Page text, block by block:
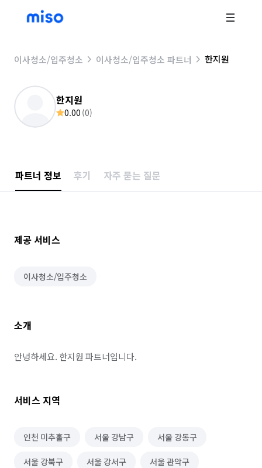
이사청소/입주청소 이사청소/입주청소 파트너 한지원
한지원
0.00 (0)
파트너 정보 후기 자주 묻는 질문
제공 서비스
이사청소/입주청소
소개
안녕하세요. 한지원 파트너입니다.
서비스 지역
인천 미추홀구 서울 강남구 서울 강동구
서울 강북구 서울 강서구 서울 관악구